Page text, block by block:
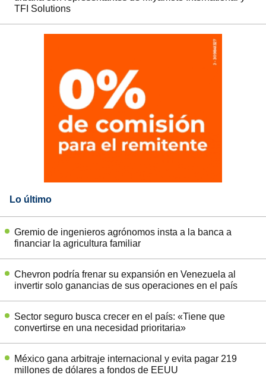
TFI Solutions
Lo último
Gremio de ingenieros agrónomos insta a la banca a
financiar la agricultura familiar
Chevron podría frenar su expansión en Venezuela al
invertir solo ganancias de sus operaciones en el país
Sector seguro busca crecer en el país: «Tiene que
convertirse en una necesidad prioritaria»
México gana arbitraje internacional y evita pagar 219
millones de dólares a fondos de EEUU